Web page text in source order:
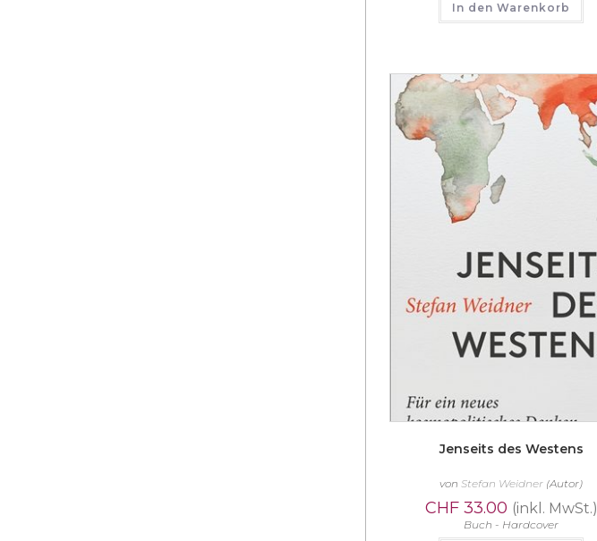
In den Warenkorb
Jenseits des Westens
vonStefan Weidner (Autor)
CHF33.00 (inkl. MwSt.)
Buch - Hardcover